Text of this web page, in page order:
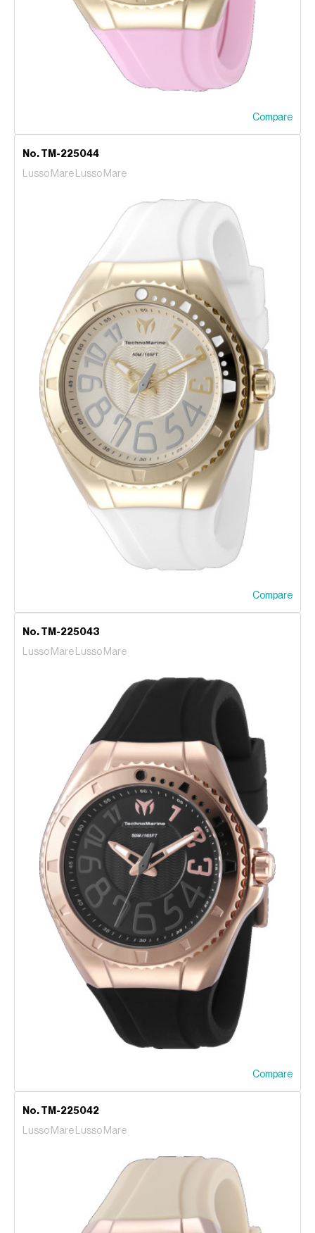
Compare
No. TM-225044
Lusso Mare Lusso Mare
Compare
No. TM-225043
Lusso Mare Lusso Mare
Compare
No. TM-225042
Lusso Mare Lusso Mare